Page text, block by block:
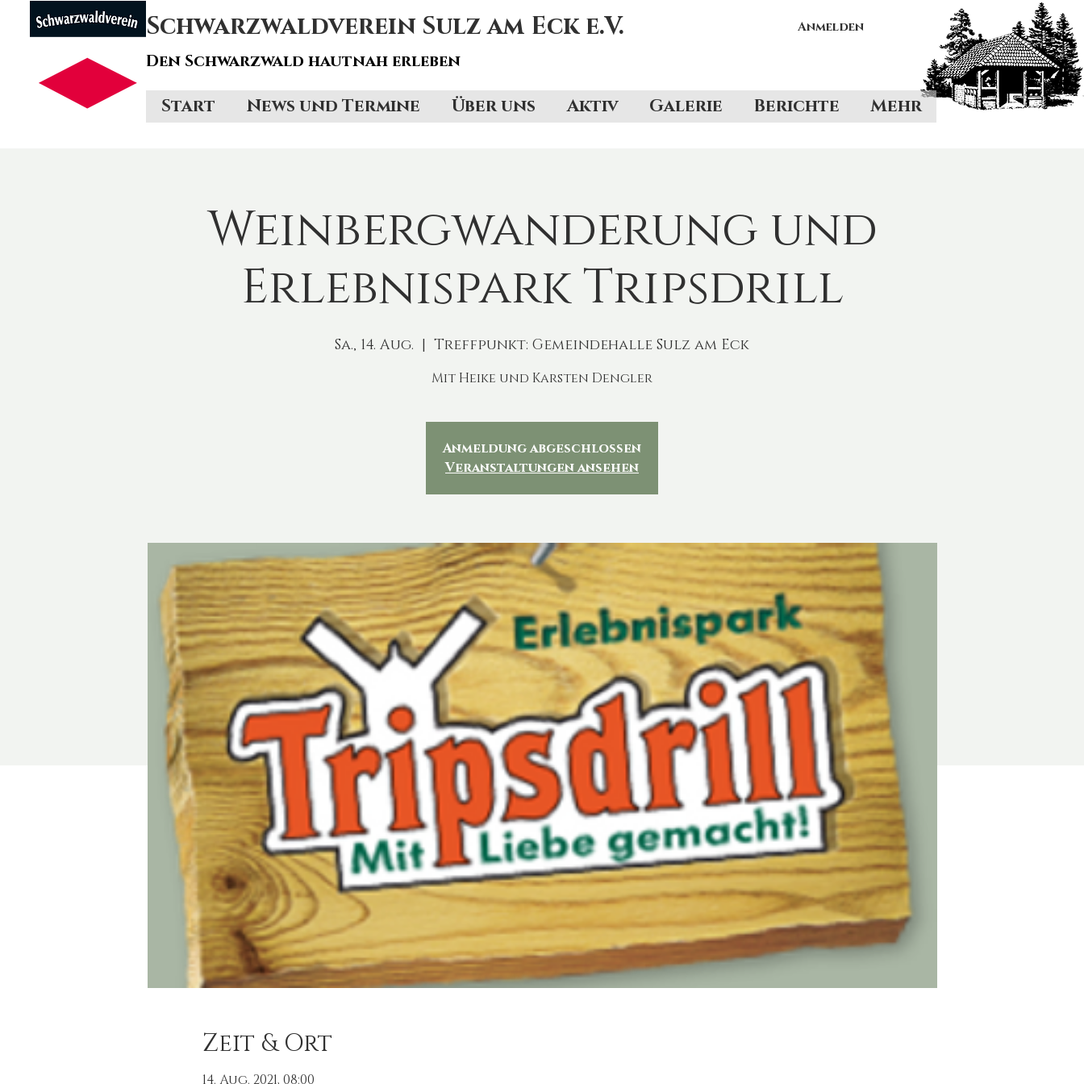
Schwarzwaldverein Sulz am Eck e.V.
Den Schwarzwald hautnah erleben
Anmelden
Start News und Termine Über uns Aktiv Galerie Berichte Mehr
Weinbergwanderung und
Erlebnispark Tripsdrill
Sa., 14. Aug.
  |
Treffpunkt: Gemeindehalle Sulz am Eck
Mit Heike und Karsten Dengler
Anmeldung abgeschlossen
Veranstaltungen ansehen
Zeit & Ort
14. Aug. 2021, 08:00